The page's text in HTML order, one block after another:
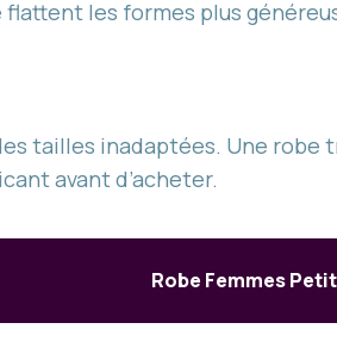
les formes plus
tailles inadaptées. Une
avant d’acheter.
Robe Femmes